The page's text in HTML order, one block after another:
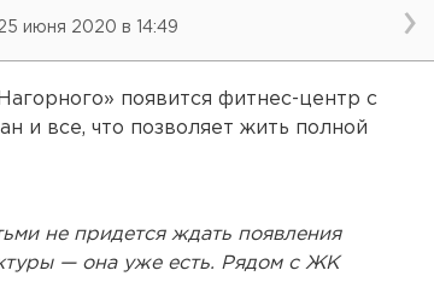
июня 2020 в 14:49
появится фитнес-центр с
и все, что позволяет жить полной
не придется ждать появления
— она уже есть. Рядом с ЖК